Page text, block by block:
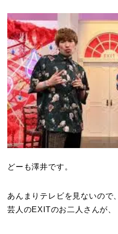
どーも澤井です。
あんまりテレビを見ないので、
芸人のEXITのお二人さんが、